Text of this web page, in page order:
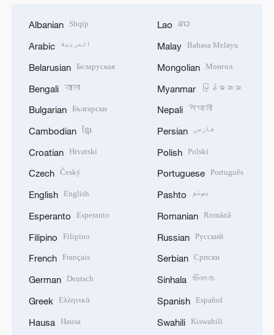
Albanian Shqip
Arabic العربية
Belarusian Беларуская
Bengali বাংলা
Bulgarian Български
Cambodian ខ្មែរ
Croatian Hrvatski
Czech Český
English English
Esperanto Esperanto
Filipino Filipino
French Français
German Deutsch
Greek Ελληνικά
Hausa Hausa
Lao ລາວ
Malay Bahasa Melayu
Mongolian Монгол
Myanmar မြန်မာဘာသာ
Nepali नेपाली
Persian فارسی
Polish Polski
Portuguese Português
Pashto پښتو
Romanian Română
Russian Русский
Serbian Српски
Sinhala සිංහල
Spanish Español
Swahili Kiswahili